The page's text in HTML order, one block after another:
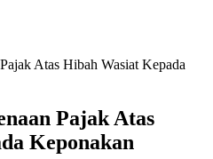
Atas Hibah Wasiat Kepada
Pajak Atas
Keponakan